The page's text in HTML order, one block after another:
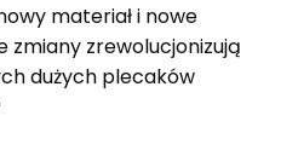
materiał i nowe
zmiany zrewolucjonizują
dużych plecaków